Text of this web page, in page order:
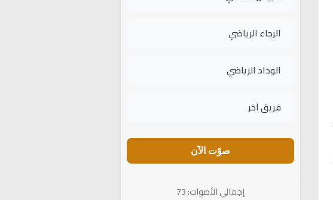
الرجاء الرياضي
الوداد الرياضي
فريق آخر
صوّت الآن
إجمالي الأصوات: 73